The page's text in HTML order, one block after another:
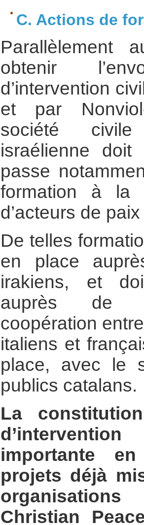
C. Actions de
Parallèlement
obtenir
d’intervention
et par
société
israélienne doit
passe
formation à la
d’acteurs de
De telles
en place
irakiens, et
auprès de
coopération
italiens et
place, avec le
publics catalans.
La
importante
projets déjà
Christian